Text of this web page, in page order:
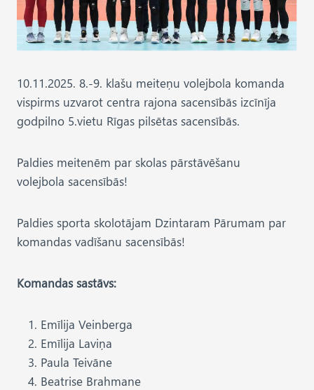
10.11.2025. 8.-9. klašu meiteņu volejbola komanda
vispirms uzvarot centra rajona sacensībās izcīnīja
godpilno 5.vietu Rīgas pilsētas sacensībās.
Paldies meitenēm par skolas pārstāvēšanu
volejbola sacensībās!
Paldies sporta skolotājam Dzintaram Pārumam par
komandas vadīšanu sacensībās!
Komandas sastāvs:
Emīlija Veinberga
Emīlija Laviņa
Paula Teivāne
Beatrise Brahmane